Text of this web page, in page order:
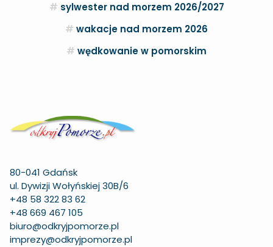
sylwester nad morzem 2026/2027
wakacje nad morzem 2026
wędkowanie w pomorskim
80-041 Gdańsk
ul. Dywizji Wołyńskiej 30B/6
+48 58 322 83 62
+48 669 467 105
biuro@odkryjpomorze.pl
imprezy@odkryjpomorze.pl